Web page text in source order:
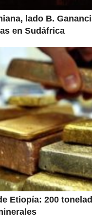
lado B.
en Sudáfrica
Etiopía: 200